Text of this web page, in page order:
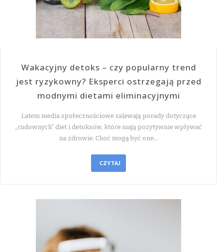
Wakacyjny detoks – czy popularny trend
jest ryzykowny? Eksperci ostrzegają przed
modnymi dietami eliminacyjnymi
Latem media społecznościowe zalewają porady dotyczące
„cudownych” diet i detoksów, które mają pozytywnie wpływać
na zdrowie. Choć mogą być one…
CZYTAJ